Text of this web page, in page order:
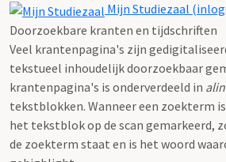
Mijn Studiezaal
Doorzoekbare kranten en tijdschriften
Veel krantenpagina's zijn
tekstueel inhoudelijk doorzoekbaar
krantenpagina's is onderverdeeld in
tekstblokken. Wanneer een zoekterm
het tekstblok op de scan gemarkeerd,
de zoekterm staat en is het woord